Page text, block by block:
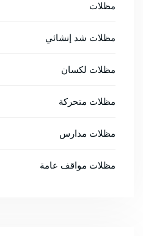
مظلات
مظلات شد إنشائي
مظلات لكسان
مظلات متحركة
مظلات مدارس
مظلات مواقف عامة